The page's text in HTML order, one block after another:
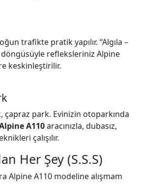
trafikte pratik yapılır. “Algıla –
döngüsüyle refleksleriniz Alpine
keskinleştirilir.
çapraz park. Evinizin otoparkında
A110aracınızla, dubasız,
çalışılır.
Her Şey (S.S.S)
Alpine A110 modeline alışmam